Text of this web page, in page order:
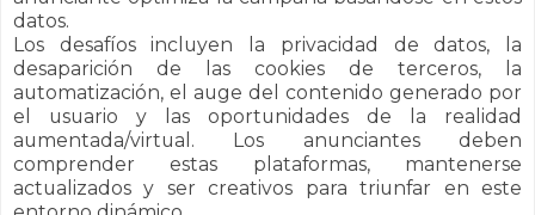
datos.
Los desafíos incluyen la privacidad de datos, la
desaparición de las cookies de terceros, la
automatización, el auge del contenido generado por
el usuario y las oportunidades de la realidad
aumentada/virtual. Los anunciantes deben
comprender estas plataformas, mantenerse
actualizados y ser creativos para triunfar en este